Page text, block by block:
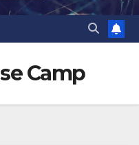
Camp